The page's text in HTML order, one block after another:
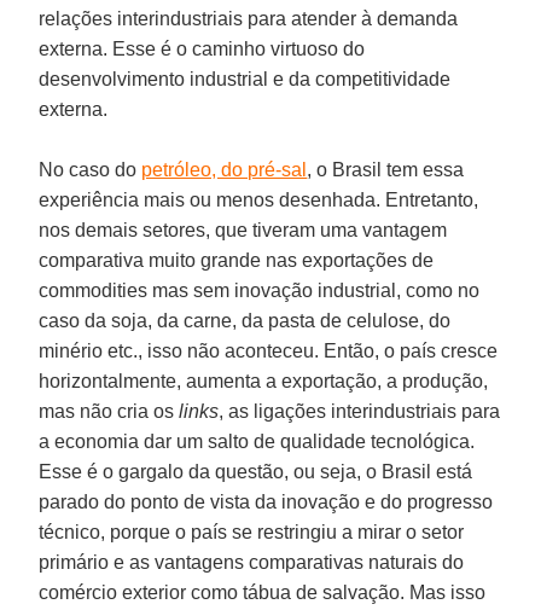
relações interindustriais para atender à demanda
externa. Esse é o caminho virtuoso do
desenvolvimento industrial e da competitividade
externa.
No caso do petróleo, do pré-sal , o Brasil tem essa
experiência mais ou menos desenhada. Entretanto,
nos demais setores, que tiveram uma vantagem
comparativa muito grande nas exportações de
commodities mas sem inovação industrial, como no
caso da soja, da carne, da pasta de celulose, do
minério etc., isso não aconteceu. Então, o país cresce
horizontalmente, aumenta a exportação, a produção,
mas não cria oslinks, as ligações interindustriais para
a economia dar um salto de qualidade tecnológica.
Esse é o gargalo da questão, ou seja, o Brasil está
parado do ponto de vista da inovação e do progresso
técnico, porque o país se restringiu a mirar o setor
primário e as vantagens comparativas naturais do
comércio exterior como tábua de salvação. Mas isso